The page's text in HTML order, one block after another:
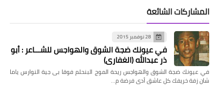
المشاركات الشائعة
28 نوفمبر 2015
في عيونك ضجة الشوق والهواجس للشـــاعر : أبو
ذر عبدالله (الغفاري)
في عيونك ضجة الشوق والهواجس ريحة الموج البنحلم فوقا بى جية النوارس ياما
شان زفة خريفك كل عاشق أدى فرضة م…